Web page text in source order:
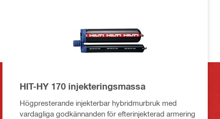
HIT-HY 170 injekteringsmassa
Högpresterande injekterbar hybridmurbruk med
vardagliga godkännanden för efterinjekterad armering